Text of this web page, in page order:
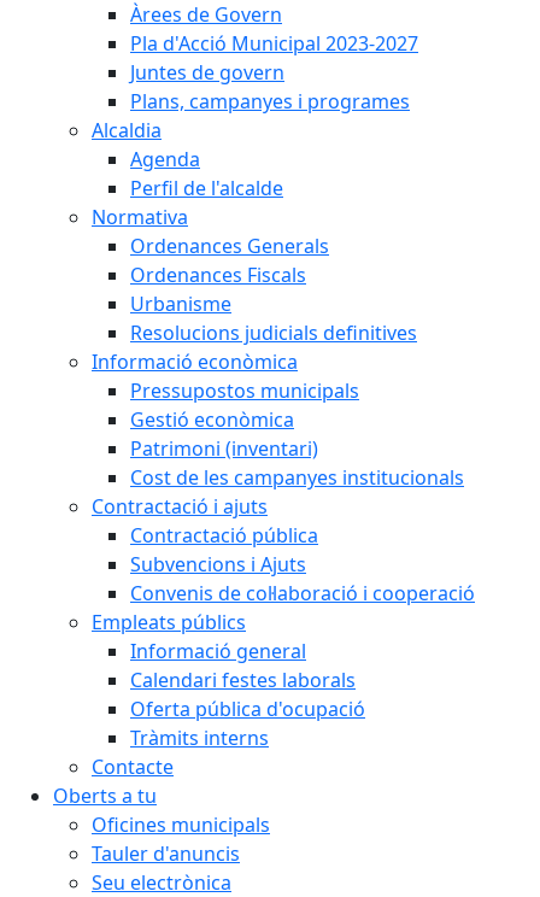
Àrees de Govern
Pla d'Acció Municipal 2023-2027
Juntes de govern
Plans, campanyes i programes
Alcaldia
Agenda
Perfil de l'alcalde
Normativa
Ordenances Generals
Ordenances Fiscals
Urbanisme
Resolucions judicials definitives
Informació econòmica
Pressupostos municipals
Gestió econòmica
Patrimoni (inventari)
Cost de les campanyes institucionals
Contractació i ajuts
Contractació pública
Subvencions i Ajuts
Convenis de col·laboració i cooperació
Empleats públics
Informació general
Calendari festes laborals
Oferta pública d'ocupació
Tràmits interns
Contacte
Oberts a tu
Oficines municipals
Tauler d'anuncis
Seu electrònica